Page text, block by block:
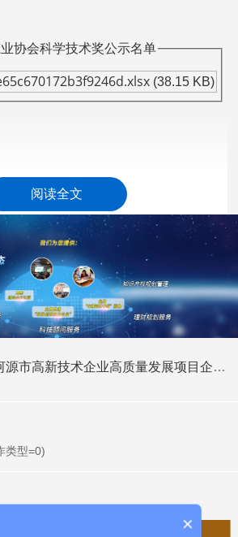
协会科学技术奖公示名单
(38.15 KB)
广东省建筑业协会
2026年6月12日
)成立17年来，致力于
定、名优高新技术产品认定、省市工程
技术中心认定、省市工业设计中心认
定、新型研发机构认定、专精特新中
巨人”、制造业单项冠军、专利软著申
两化融合贯标
讯！
阅读全文
高新技术企业高质量发展项目企业名单的公示
类型=0)
×